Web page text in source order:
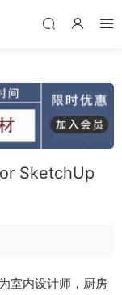
SketchUp
室内设计师，厨房